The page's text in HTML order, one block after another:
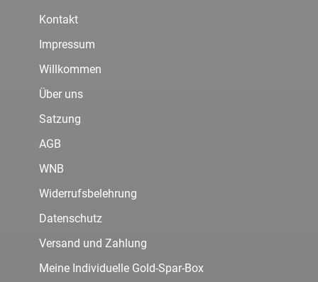
Kontakt
Impressum
Willkommen
Über uns
Satzung
AGB
WNB
Widerrufsbelehrung
Datenschutz
Versand und Zahlung
Meine Individuelle Gold-Spar-Box